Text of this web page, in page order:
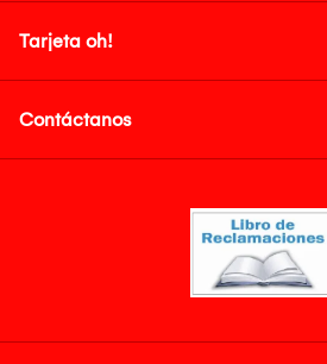
Tarjeta oh!
Contáctanos